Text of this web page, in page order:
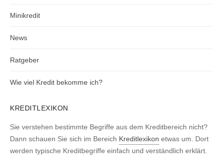
Minikredit
News
Ratgeber
Wie viel Kredit bekomme ich?
KREDITLEXIKON
Sie verstehen bestimmte Begriffe aus dem Kreditbereich nicht?
Dann schauen Sie sich im Bereich Kreditlexikon etwas um. Dort
werden typische Kreditbegriffe einfach und verständlich erklärt.